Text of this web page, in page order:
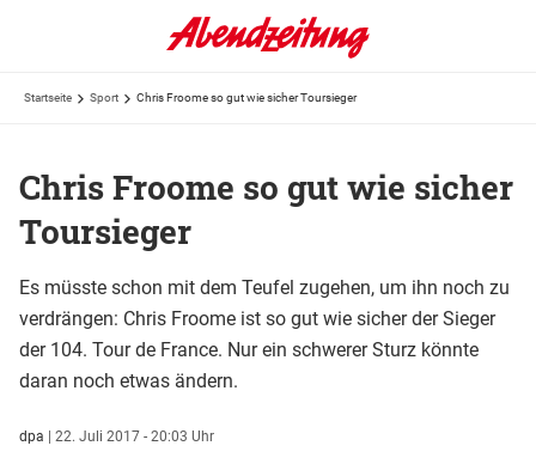
Startseite Sport Chris Froome so gut wie sicher Toursieger
Chris Froome so gut wie sicher
Toursieger
Es müsste schon mit dem Teufel zugehen, um ihn noch zu
verdrängen: Chris Froome ist so gut wie sicher der Sieger
der 104. Tour de France. Nur ein schwerer Sturz könnte
daran noch etwas ändern.
dpa | 22. Juli 2017 - 20:03 Uhr